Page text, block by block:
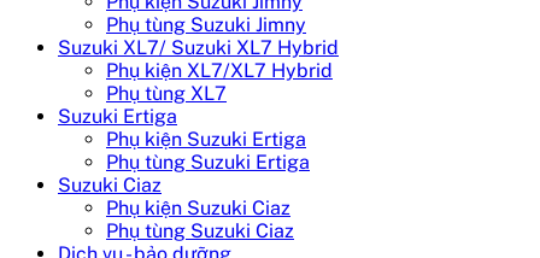
Phụ tùng Suzuki Jimny
Suzuki XL7/ Suzuki XL7 Hybrid
Phụ kiện XL7/XL7 Hybrid
Phụ tùng XL7
Suzuki Ertiga
Phụ kiện Suzuki Ertiga
Phụ tùng Suzuki Ertiga
Suzuki Ciaz
Phụ kiện Suzuki Ciaz
Phụ tùng Suzuki Ciaz